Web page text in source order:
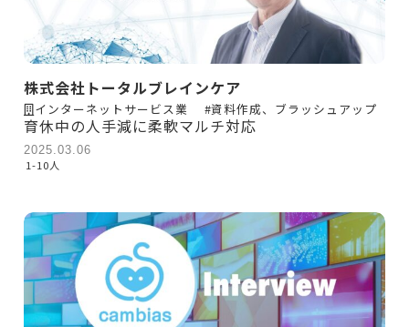
株式会社トータルブレインケア
インターネットサービス業 #資料作成、ブラッシュアップ
育休中の人手減に柔軟マルチ対応
2025.03.06
1-10人